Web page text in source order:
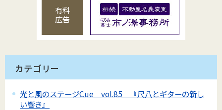
有料
広告
カテゴリー
光と風のステージCue vol.85 『尺八とギターの新し
い響き』